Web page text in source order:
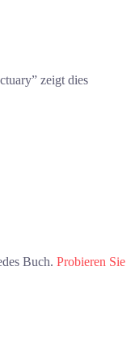
zeigt dies
Buch. Probieren Sie